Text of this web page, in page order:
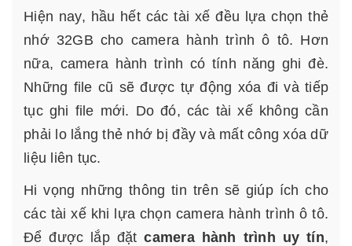
Hiện nay, hầu hết các tài xế đều lựa chọn thẻ
nhớ 32GB cho camera hành trình ô tô. Hơn
nữa, camera hành trình có tính năng ghi đè.
Những file cũ sẽ được tự động xóa đi và tiếp
tục ghi file mới. Do đó, các tài xế không cần
phải lo lắng thẻ nhớ bị đầy và mất công xóa dữ
liệu liên tục.
Hi vọng những thông tin trên sẽ giúp ích cho
các tài xế khi lựa chọn camera hành trình ô tô.
Để được lắp đặtcamera hành trình uy tín,